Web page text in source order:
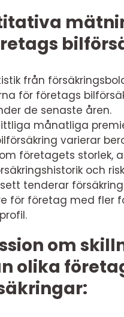
från
för företags
de senaste åren.
månatliga
varierar
företagets storlek,
och
tenderar
för företag med fler
om
olika